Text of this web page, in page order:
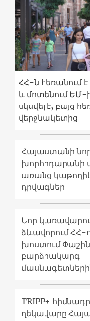
ՀՀ-ն հեռանում
և մոտենում ԵՄ-
սկսվել է, բայց
վերջնակետից
Հայաստանի
խորհրդարանի
առանց
դրվագներ
Նոր
ձևավորում ՀՀ-
խոստում
բարձրակարգ
TRIPP+
ղեկավարը